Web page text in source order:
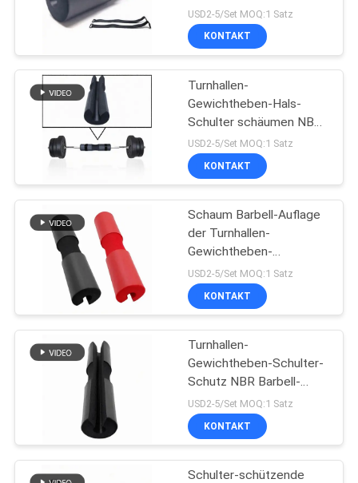
Schaum Barbell-
Auflage
Schaum-
Gummilenkergriff
Tretmühlen-Boden-
Matte
Gewichtheben
USD2-5/Set MOQ:1 Satz
KONTAKT
Turnhallen-
Gewichtheben-Hals-
Schulter schäumen NBR-
Barbell-Auflage
USD2-5/Set MOQ:1 Satz
KONTAKT
Schaum Barbell-Auflage
der Turnhallen-
Gewichtheben-
Unterstützungsnbr
0.25kg
USD2-5/Set MOQ:1 Satz
KONTAKT
Turnhallen-
Gewichtheben-Schulter-
Schutz NBR Barbell-
Auflage
USD2-5/Set MOQ:1 Satz
KONTAKT
Schulter-schützende